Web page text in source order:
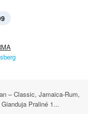
– Classic, Jamaica-Rum,
Praliné 1...